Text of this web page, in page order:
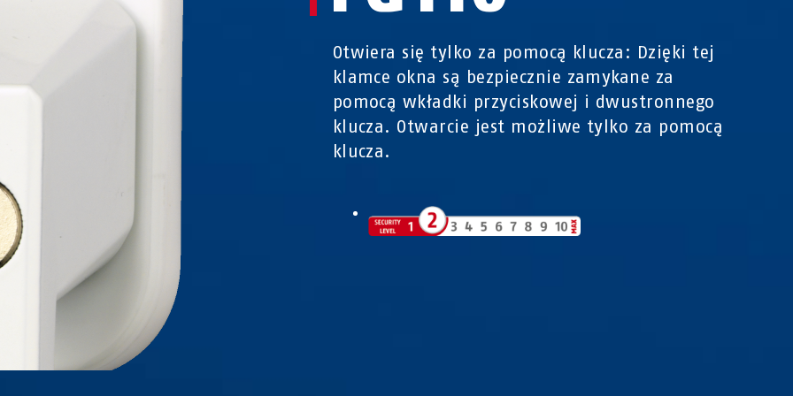
Otwiera się tylko za pomocą klucza: Dzięki tej
klamce okna są bezpiecznie zamykane za
pomocą wkładki przyciskowej i dwustronnego
klucza. Otwarcie jest możliwe tylko za pomocą
klucza.